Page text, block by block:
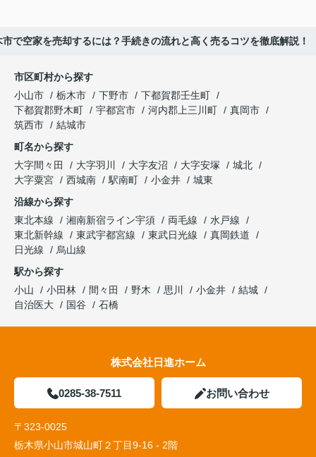
市で空家を売却するには？手続きの流れと高く売るコツを徹底解説！
市区町村から探す
小山市
栃木市 下野市
下都賀郡壬生町
下都賀郡野木町
宇都宮市 河内郡上三川町
真岡市
筑西市
結城市
町名から探す
大字間々田
大字羽川 大字友沼 大字安塚
城北
大字粟宮
西城南 駅南町 小金井
城東
沿線から探す
東北本線
湘南新宿ライン宇須 両毛線
水戸線
東北新幹線
東武宇都宮線 東武日光線
真岡鉄道
日光線
烏山線
駅から探す
小山
小田林 間々田 野木 思川 小金井
結城
自治医大
国谷 石橋
株式会社日進ホーム
0285-38-7511 お問い合わせ
〒323-0025
栃木県小山市城山町２丁目9-16 - 2階